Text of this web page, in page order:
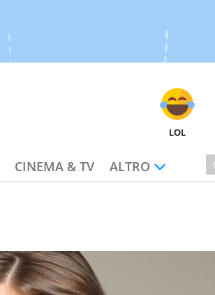
LOL
CINEMA & TV ALTRO